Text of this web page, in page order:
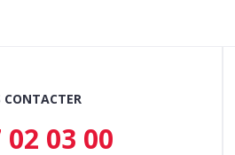
CONTACTER
02 03 00